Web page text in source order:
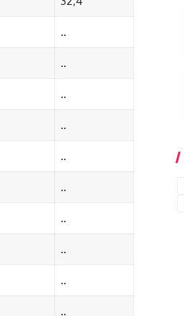
..
..
..
..
..
..
..
..
..
..